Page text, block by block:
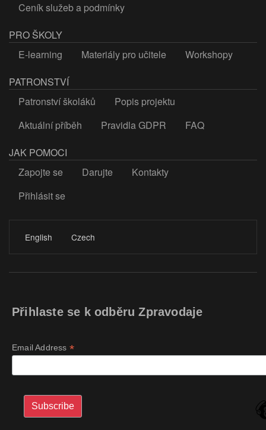
Ceník služeb a podmínky
PRO ŠKOLY
E-learning
Materiály pro učitele
Workshopy
PATRONSTVÍ
Patronství školáků
Popis projektu
Aktuální příběh
Pravidla GDPR
FAQ
JAK POMOCI
Zapojte se
Darujte
Kontakty
LOGIN
Přihlásit se
English Czech
Přihlaste se k odběru Zpravodaje
Email Address *